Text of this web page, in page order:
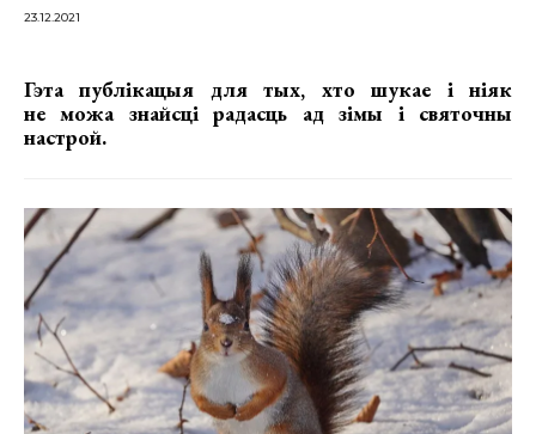
23.12.2021
Гэта публікацыя для тых, хто шукае і ніяк
не можа знайсці радасць ад зімы і святочны
настрой.